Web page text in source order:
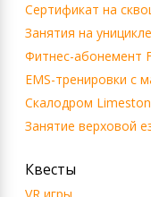
Сертификат на
Занятия на уницикле
Фитнес-абонемент
EMS-тренировки с
Скалодром
Занятие верховой
Квесты